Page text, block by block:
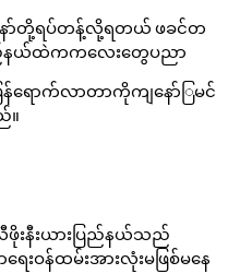
ော်တို့ရပ်တန့်လို့ရတယ် ဖခင်တ
နယ်ထဲကကလေးတွေပညာ
ရောက်လာတာကိုကျနော်ြမင်
။
းနီးယားပြည်နယ်သည်
ေးဝန်ထမ်းအားလုံးမဖြစ်မနေ